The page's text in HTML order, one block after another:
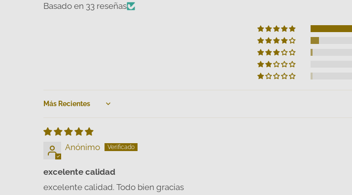
Basado en 33 reseñas
Sort by
Anónimo
excelente calidad
excelente calidad. Todo bien gracias